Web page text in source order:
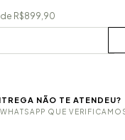
R$899,90
R$899,90
NÃO TE ATENDEU?
QUE